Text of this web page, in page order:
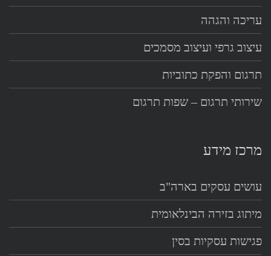
עריכה והגהה
עיצוב גרפי ועיצוב מסמכים
תרגום והפקת כתוביות
שירותי תרגום – שפות תרגום
מרכז מידע
עושים עסקים בארה"ב
מיתוג בזירה הבינלאומית
פגישות עסקיות בסין